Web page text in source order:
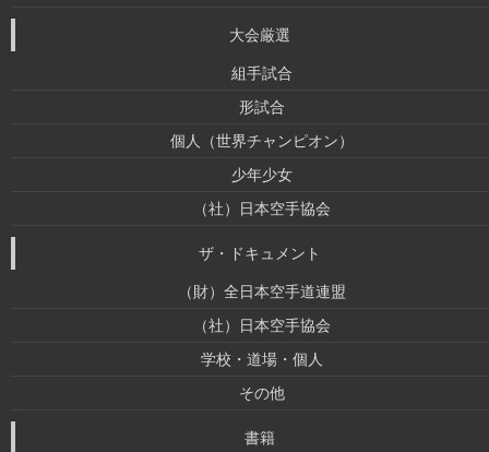
大会厳選
組手試合
形試合
個人（世界チャンピオン）
少年少女
（社）日本空手協会
ザ・ドキュメント
（財）全日本空手道連盟
（社）日本空手協会
学校・道場・個人
その他
書籍